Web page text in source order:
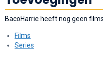
BacoHarrie heeft nog geen
Films
Series